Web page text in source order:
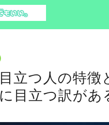
立つ人の特徴
目立つ訳があ